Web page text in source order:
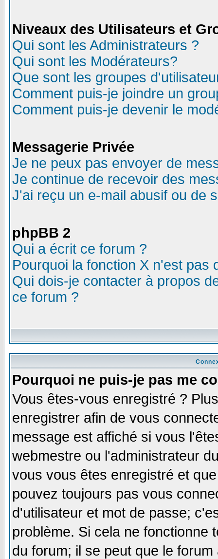
Niveaux des Utilisateurs et
Qui sont les Administrateurs ?
Qui sont les Modérateurs?
Que sont les groupes
Comment puis-je joindre un
Comment puis-je devenir le
Messagerie Privée
Je ne peux pas envoyer de
Je continue de recevoir des
J'ai reçu un e-mail abusif ou de
phpBB 2
Qui a écrit ce forum ?
Pourquoi la fonction X n'est pas
Qui dois-je contacter à propos
ce forum ?
Pourquoi ne puis-je pas me
Vous êtes-vous enregistré ?
enregistrer afin de vous
message est affiché si vous
webmestre ou l'administrateur
vous vous êtes enregistré et
pouvez toujours pas vous
d'utilisateur et mot de passe;
problème. Si cela ne fonctionne
du forum; il se peut que le